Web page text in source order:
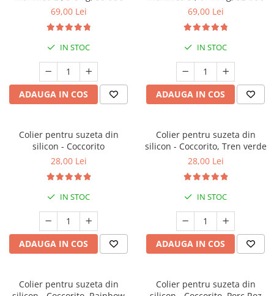
69,00 Lei
IN STOC
ADAUGA IN COS
69,00 Lei
IN STOC
ADAUGA IN COS
Colier pentru suzeta din
silicon - Coccorito
28,00 Lei
IN STOC
ADAUGA IN COS
Colier pentru suzeta din
silicon - Coccorito, Tren verde
28,00 Lei
IN STOC
ADAUGA IN COS
Colier pentru suzeta din
Colier pentru suzeta din